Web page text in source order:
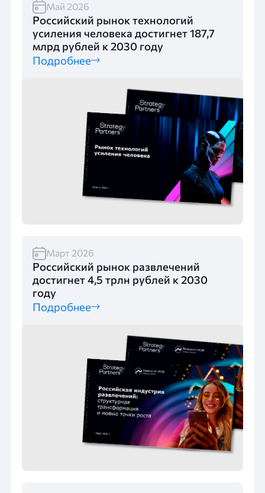
Май 2026
Российский рынок технологий
усиления человека достигнет 187,7
млрд рублей к 2030 году
Подробнее
Март 2026
Российский рынок развлечений
достигнет 4,5 трлн рублей к 2030
году
Подробнее